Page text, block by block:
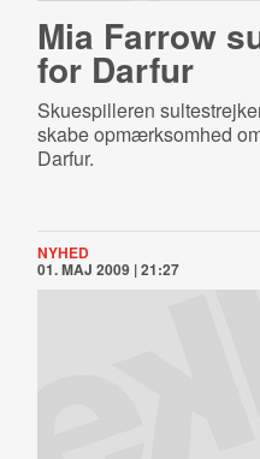
Mia Farrow
for Darfur
Skuespilleren
skabe opmærksomhed
Darfur.
NYHED
01. MAJ 2009 | 21:27